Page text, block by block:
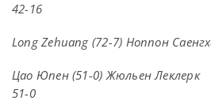
42-16
Long Zehuang (72-7) Ноппон
Цао Юпен (51-0) Жюльен Леклерк
51-0